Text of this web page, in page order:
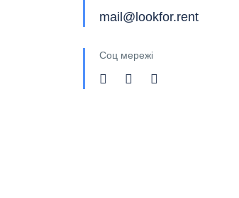
mail@lookfor.rent
Соц мережі